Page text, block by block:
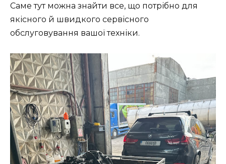
Саме тут можна знайти все, що потрібно для
якісного й швидкого сервісного
обслуговування вашої техніки.